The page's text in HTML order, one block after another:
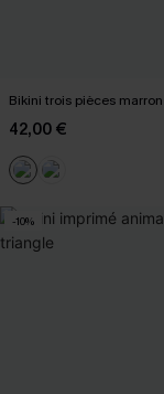
Bikini trois pièces marron
42,00 €
-10%